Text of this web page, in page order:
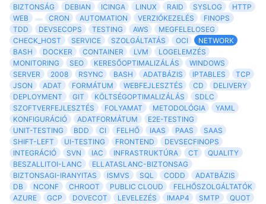
BIZTONSÁG
DEBIAN ICINGA LINUX RAID SYSLOG
HTTP
WEB
CRON AUTOMATION VERZIÓKEZELÉS
FINOPS
TDD
DEVSECOPS TESTING AWS
MEGFELELOSEG
CHECK_HOST
SERVICE SZOLGÁLTATÁS OCI
NETWORK
BASH
DOCKER CONTAINER LVM
LOGELEMZÉS
MONITORING
SEO KERESŐOPTIMALIZÁLÁS
WINDOWS
SERVER
2008 RSYNC BASH ADATBÁZIS IPTABLES
TCP
JSON
ADAT FORMÁTUM WEBFEJLESZTÉS CD
DELIVERY
DEPLOYMENT
GIT KÖLTSÉGOPTIMALIZÁLÁS
SDLC
SZOFTVERFEJLESZTÉS
FOLYAMAT METODOLÓGIA
YAML
KONFIGURÁCIÓ
ADATFORMÁTUM
E2E-TESTING
UNIT-TESTING
BDD CI FELHŐ IAAS PAAS
SAAS
SHIFT-LEFT
UI-TESTING FRONTEND
DEVSECFINOPS
INTEGRÁCIÓ
SVN IAC INFRASTRUKTÚRA CT
QUALITY
BESZALLITOI-LANC
ELLATASLANC-BIZTONSAG
BIZTONSAGI-IRANYITAS
ISMVS SQL CODD
ADATBÁZIS
DB
NCONF CHROOT PUBLIC CLOUD
FELHŐSZOLGÁLTATÓK
AZURE
GCP DOVECOT LEVELEZÉS IMAP4 SMTP QUOT